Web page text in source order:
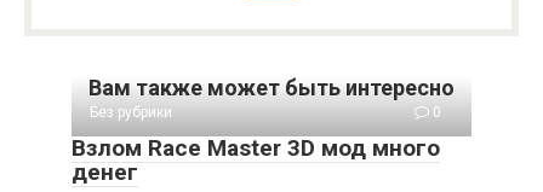
Вам также может быть интересно
Без рубрики 0
Взлом Race Master 3D мод много
денег